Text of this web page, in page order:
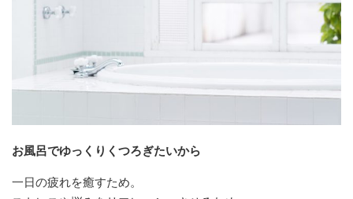
お風呂でゆっくりくつろぎたいから
一日の疲れを癒すため。